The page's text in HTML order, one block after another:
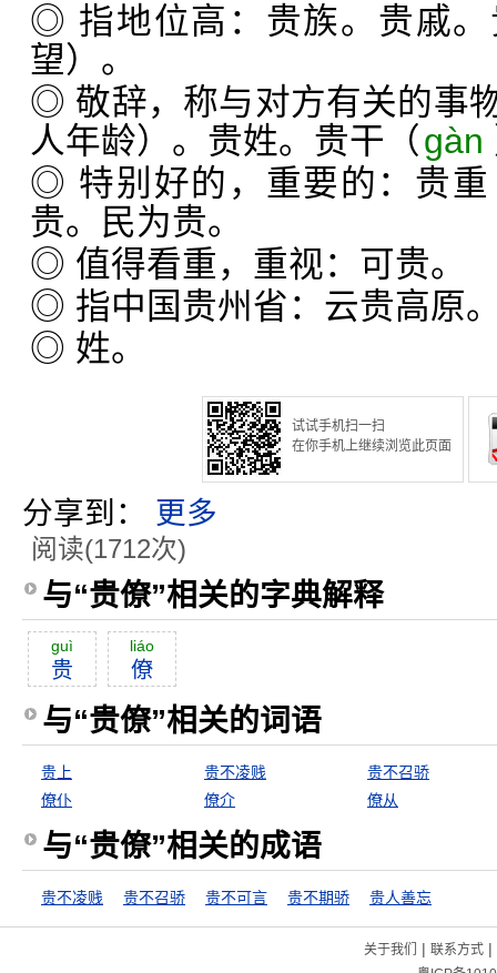
◎ 指地位高：贵族。贵戚
望）。
◎ 敬辞，称与对方有关的事
人年龄）。贵姓。贵干（gàn
◎ 特别好的，重要的：贵重
贵。民为贵。
◎ 值得看重，重视：可贵。
◎ 指中国贵州省：云贵高原
◎ 姓。
试试手机扫一扫
在你手机上继续浏览此页面
分享到： 更多
阅读(1712次)
与“贵僚”相关的字典解释
guì
贵
liáo
僚
与“贵僚”相关的词语
贵上 贵不凌贱
贵不召骄
僚仆
僚介 僚从
与“贵僚”相关的成语
贵不凌贱 贵不召骄 贵不可言 贵不期骄 贵人善忘
关于我们 | 联系方式|